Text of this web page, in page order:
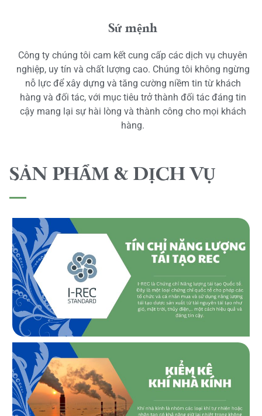
Sứ mệnh
Công ty chúng tôi cam kết cung cấp các dịch vụ chuyên
nghiệp, uy tín và chất lượng cao. Chúng tôi không ngừng
nỗ lực để xây dựng và tăng cường niềm tin từ khách
hàng và đối tác, với mục tiêu trở thành đối tác đáng tin
cậy mang lại sự hài lòng và thành công cho mọi khách
hàng.
SẢN PHẨM & DỊCH VỤ